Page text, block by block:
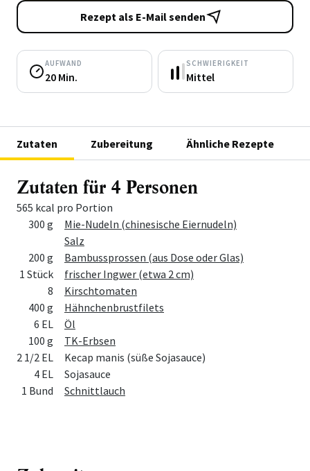
Rezept als E-Mail senden
AUFWAND
20 Min.
SCHWIERIGKEIT
Mittel
Zutaten Zubereitung Ähnliche Rezepte
Zutaten für 4 Personen
565 kcal pro Portion
MengeZutat
300 g
Mie-Nudeln (chinesische Eiernudeln)
Salz
200 g
Bambussprossen (aus Dose oder Glas)
1 Stück
frischer Ingwer (etwa 2 cm)
8
Kirschtomaten
400 g
Hähnchenbrustfilets
6 EL
Öl
100 g
TK-Erbsen
2 1/2 EL
Kecap manis (süße Sojasauce)
4 EL
Sojasauce
1 Bund
Schnittlauch